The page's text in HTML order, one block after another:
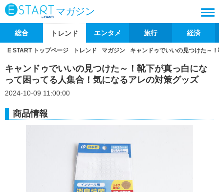
マガジン
総合 トレンド エンタメ 旅行 経済
E START トップページ トレンド マガジン キャンドゥでいいの見つけた～
キャンドゥでいいの見つけた～！靴下が真っ白にな
って困ってる人集合！気になるアレの対策グッズ
2024-10-09 11:00:00
商品情報